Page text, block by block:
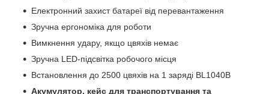
Електронний захист батареї від перевантаження
Зручна ергономіка для роботи
Вимкнення удару, якщо цвяхів немає
Зручна LED-підсвітка робочого місця
Встановлення до 2500 цвяхів на 1 заряді BL1040B
Акумулятор, кейс для транспортування та